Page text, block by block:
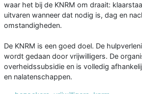
waar het bij de KNRM om draait:
uitvaren wanneer dat nodig is, dag en
omstandigheden.
De KNRM is een goed doel. De
wordt gedaan door vrijwilligers. De
overheidssubsidie en is volledig
en nalatenschappen.